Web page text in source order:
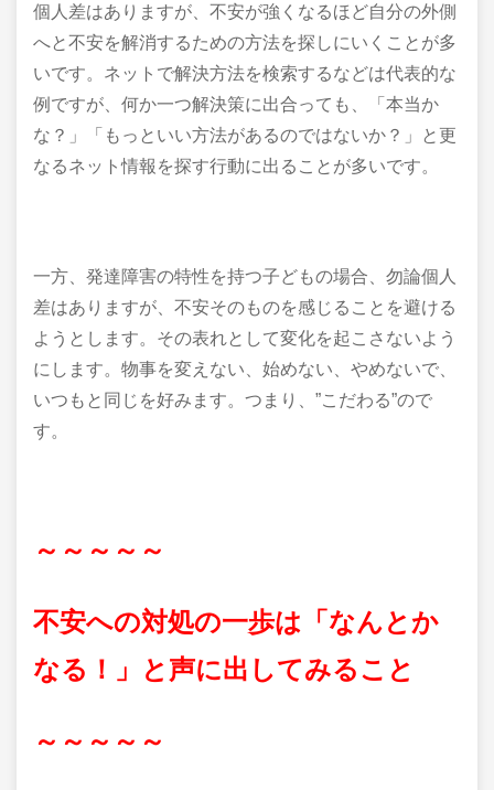
個人差はありますが、不安が強くなるほど自分の外側
へと不安を解消するための方法を探しにいくことが多
いです。ネットで解決方法を検索するなどは代表的な
例ですが、何か一つ解決策に出合っても、「本当か
な？」「もっといい方法があるのではないか？」と更
なるネット情報を探す行動に出ることが多いです。
一方、発達障害の特性を持つ子どもの場合、勿論個人
差はありますが、不安そのものを感じることを避ける
ようとします。その表れとして変化を起こさないよう
にします。物事を変えない、始めない、やめないで、
いつもと同じを好みます。つまり、”こだわる”ので
す。
～～～～～
不安への対処の一歩は「なんとか
なる！」と声に出してみること
～～～～～